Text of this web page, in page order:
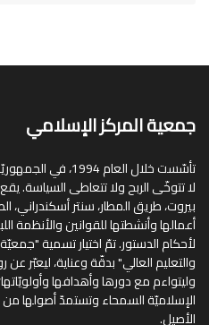
جمعية المركز الإسلامي
تأسّست خلال العام
لا تتوخّى الربح ولا تتعاطى السياسة.
بيروت، طريق المطار، سنتر
أعمالها وأنشطتها للقوانين والأنظمة
لأحكام الدستور. تمّ اختيار تسمية
والتعليم العالي" بدقّة وعناية، ليعبّر
وليتواءم مع دورها وأهدافها
الإسلاميّة السمحاء وتستمدّ أصولها
الأصيل.